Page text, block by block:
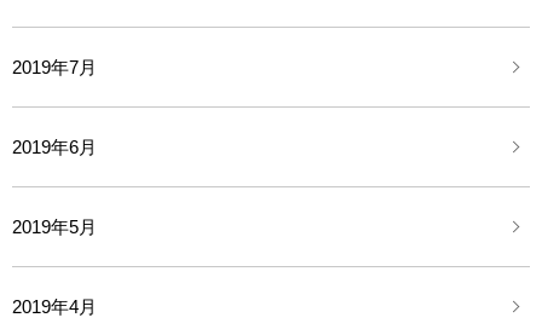
2019年7月
2019年6月
2019年5月
2019年4月